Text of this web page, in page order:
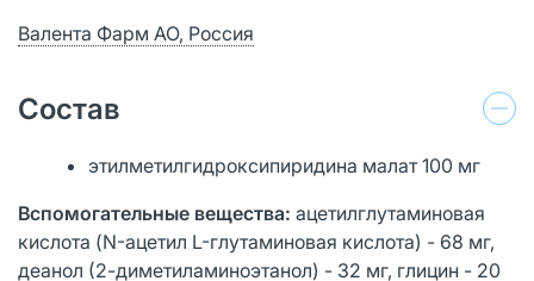
Валента Фарм АО, Россия
Состав
этилметилгидроксипиридина малат 100 мг
Вспомогательные вещества: ацетилглутаминовая
кислота (N-ацетил L-глутаминовая кислота) - 68 мг,
деанол (2-диметиламиноэтанол) - 32 мг, глицин - 20